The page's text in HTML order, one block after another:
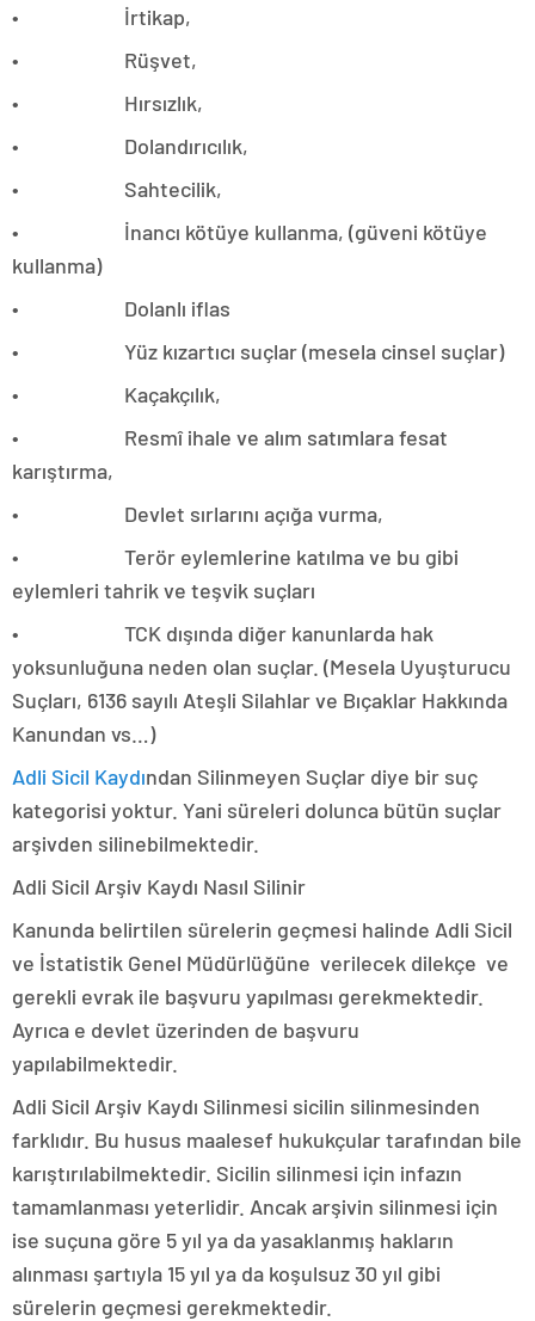
• İrtikap,
• Rüşvet,
• Hırsızlık,
• Dolandırıcılık,
• Sahtecilik,
• İnancı kötüye kullanma, (güveni kötüye
kullanma)
• Dolanlı iflas
• Yüz kızartıcı suçlar (mesela cinsel suçlar)
• Kaçakçılık,
• Resmî ihale ve alım satımlara fesat
karıştırma,
• Devlet sırlarını açığa vurma,
• Terör eylemlerine katılma ve bu gibi
eylemleri tahrik ve teşvik suçları
• TCK dışında diğer kanunlarda hak
yoksunluğuna neden olan suçlar. (Mesela Uyuşturucu
Suçları, 6136 sayılı Ateşli Silahlar ve Bıçaklar Hakkında
Kanundan vs…)
Adli Sicil Kaydından Silinmeyen Suçlar diye bir suç
kategorisi yoktur. Yani süreleri dolunca bütün suçlar
arşivden silinebilmektedir.
Adli Sicil Arşiv Kaydı Nasıl Silinir
Kanunda belirtilen sürelerin geçmesi halinde Adli Sicil
ve İstatistik Genel Müdürlüğüne verilecek dilekçe ve
gerekli evrak ile başvuru yapılması gerekmektedir.
Ayrıca e devlet üzerinden de başvuru
yapılabilmektedir.
Adli Sicil Arşiv Kaydı Silinmesi sicilin silinmesinden
farklıdır. Bu husus maalesef hukukçular tarafından bile
karıştırılabilmektedir. Sicilin silinmesi için infazın
tamamlanması yeterlidir. Ancak arşivin silinmesi için
ise suçuna göre 5 yıl ya da yasaklanmış hakların
alınması şartıyla 15 yıl ya da koşulsuz 30 yıl gibi
sürelerin geçmesi gerekmektedir.